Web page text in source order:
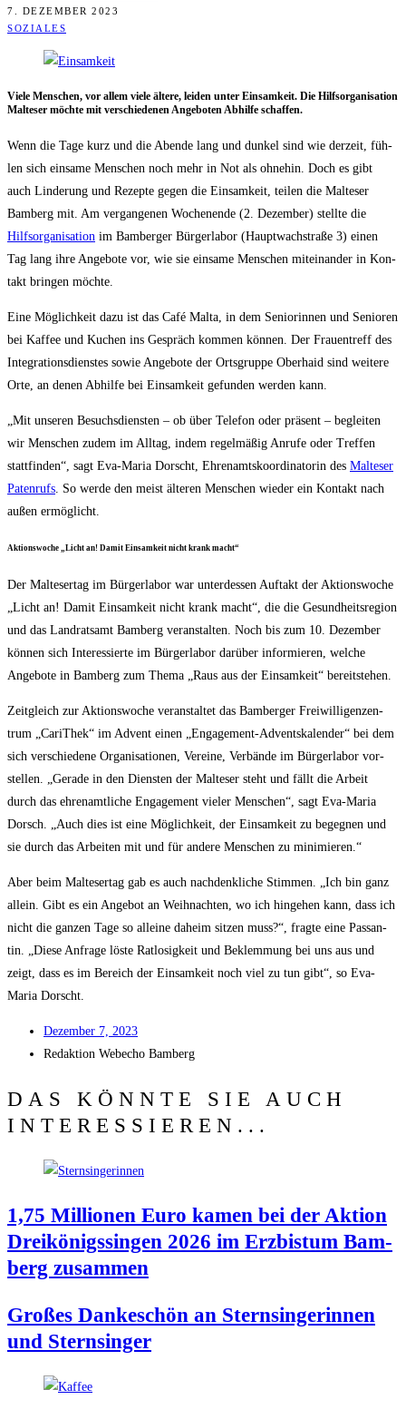
7. DEZEMBER 2023
SOZIALES
Vie­le Men­schen, vor allem vie­le älte­re, lei­den unter Ein­sam­keit. Die Hilfs­or­ga­ni­sa­ti­on
Mal­te­ser möch­te mit ver­schie­de­nen Ange­bo­ten Abhil­fe schaffen.
Wenn die Tage kurz und die Aben­de lang und dun­kel sind wie der­zeit, füh­
len sich ein­sa­me Men­schen noch mehr in Not als ohne­hin. Doch es gibt
auch Lin­de­rung und Rezep­te gegen die Ein­sam­keit, tei­len die Mal­te­ser
Bam­berg mit. Am ver­gan­ge­nen Wochen­en­de (2. Dezem­ber) stell­te die
Hilfs­or­ga­ni­sa­ti­on im Bam­ber­ger Bür­ger­la­bor (Haupt­wach­stra­ße 3) einen
Tag lang ihre Ange­bo­te vor, wie sie ein­sa­me Men­schen mit­ein­an­der in Kon­
takt brin­gen möchte.
Eine Mög­lich­keit dazu ist das Café Mal­ta, in dem Senio­rin­nen und Senio­ren
bei Kaf­fee und Kuchen ins Gespräch kom­men kön­nen. Der Frau­en­treff des
Inte­gra­ti­ons­diens­tes sowie Ange­bo­te der Orts­grup­pe Ober­haid sind wei­te­re
Orte, an denen Abhil­fe bei Ein­sam­keit gefun­den wer­den kann.
„Mit unse­ren Besuchs­diens­ten – ob über Tele­fon oder prä­sent – beglei­ten
wir Men­schen zudem im All­tag, indem regel­mä­ßig Anru­fe oder Tref­fen
statt­fin­den“, sagt Eva-Maria Dorscht, Ehren­amts­ko­or­di­na­to­rin des Mal­te­ser
Paten­rufs. So wer­de den meist älte­ren Men­schen wie­der ein Kon­takt nach
außen ermöglicht.
Akti­ons­wo­che „Licht an! Damit Ein­sam­keit nicht krank macht“
Der Mal­te­ser­tag im Bür­ger­la­bor war unter­des­sen Auf­takt der Akti­ons­wo­che
„Licht an! Damit Ein­sam­keit nicht krank macht“, die die Gesund­heits­re­gi­on
und das Land­rats­amt Bam­berg ver­an­stal­ten. Noch bis zum 10. Dezem­ber
kön­nen sich Inter­es­sier­te im Bür­ger­la­bor dar­über infor­mie­ren, wel­che
Ange­bo­te in Bam­berg zum The­ma „Raus aus der Ein­sam­keit“ bereitstehen.
Zeit­gleich zur Akti­ons­wo­che ver­an­stal­tet das Bam­ber­ger Frei­wil­li­gen­zen­
trum „Cari­Thek“ im Advent einen „Enga­ge­ment-Advents­ka­len­der“ bei dem
sich ver­schie­de­ne Orga­ni­sa­tio­nen, Ver­ei­ne, Ver­bän­de im Bür­ger­la­bor vor­
stel­len. „Gera­de in den Diens­ten der Mal­te­ser steht und fällt die Arbeit
durch das ehren­amt­li­che Enga­ge­ment vie­ler Men­schen“, sagt Eva-Maria
Dorsch. „Auch dies ist eine Mög­lich­keit, der Ein­sam­keit zu begeg­nen und
sie durch das Arbei­ten mit und für ande­re Men­schen zu minimieren.“
Aber beim Mal­te­ser­tag gab es auch nach­denk­li­che Stim­men. „Ich bin ganz
allein. Gibt es ein Ange­bot an Weih­nach­ten, wo ich hin­ge­hen kann, dass ich
nicht die gan­zen Tage so allei­ne daheim sit­zen muss?“, frag­te eine Pas­san­
tin. „Die­se Anfra­ge lös­te Rat­lo­sig­keit und Beklem­mung bei uns aus und
zeigt, dass es im Bereich der Ein­sam­keit noch viel zu tun gibt“, so Eva-
Maria Dorscht.
Dezem­ber 7, 2023
Redak­ti­on Web­echo Bamberg
DAS KÖNNTE SIE AUCH
INTERESSIEREN...
1,75 Mil­lio­nen Euro kamen bei der Akti­on
Drei­kö­nigs­sin­gen 2026 im Erz­bis­tum Bam­
berg zusammen
Gro­ßes Dan­ke­schön an Stern­sin­ge­rin­nen
und Sternsinger